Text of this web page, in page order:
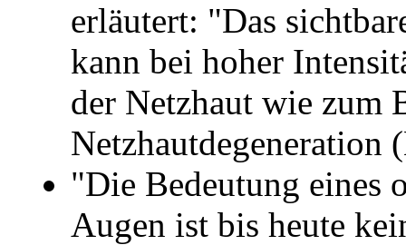
erläutert: "Das
kann bei hoher
der Netzhaut wie zum
Netzhautdegeneration
"Die Bedeutung eines
Augen ist bis heute